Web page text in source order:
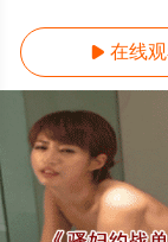
 在线